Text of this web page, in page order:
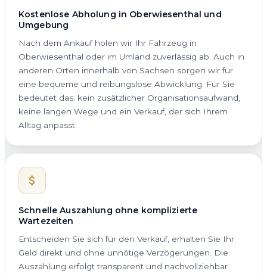
Kostenlose Abholung in Oberwiesenthal und
Umgebung
Nach dem Ankauf holen wir Ihr Fahrzeug in
Oberwiesenthal oder im Umland zuverlässig ab. Auch in
anderen Orten innerhalb von Sachsen sorgen wir für
eine bequeme und reibungslose Abwicklung. Für Sie
bedeutet das: kein zusätzlicher Organisationsaufwand,
keine langen Wege und ein Verkauf, der sich Ihrem
Alltag anpasst.
Schnelle Auszahlung ohne komplizierte
Wartezeiten
Entscheiden Sie sich für den Verkauf, erhalten Sie Ihr
Geld direkt und ohne unnötige Verzögerungen. Die
Auszahlung erfolgt transparent und nachvollziehbar